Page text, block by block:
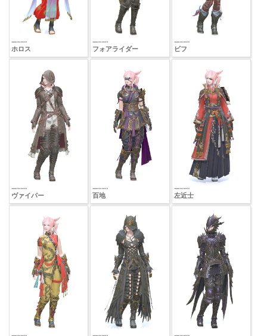
ホロス フォアライダー ビフ
ヴァイパー 百地 左近士